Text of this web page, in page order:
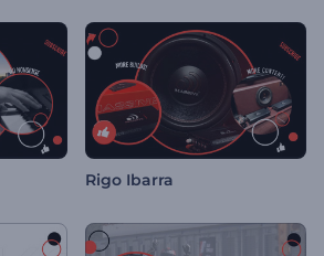
Rigo Ibarra